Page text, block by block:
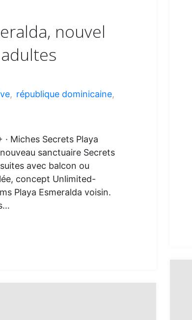
nouvel
, république dominicaine,
Miches Secrets Playa
sanctuaire Secrets
avec balcon ou
concept Unlimited-
Playa Esmeralda voisin.